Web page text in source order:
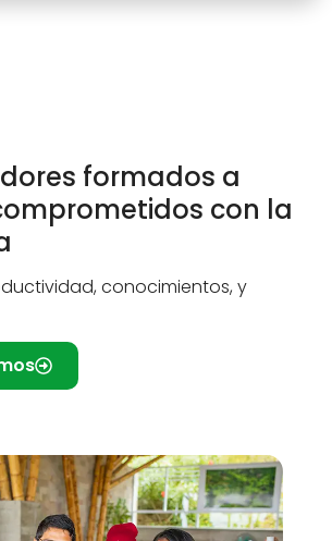
formados a
con la
conocimientos, y